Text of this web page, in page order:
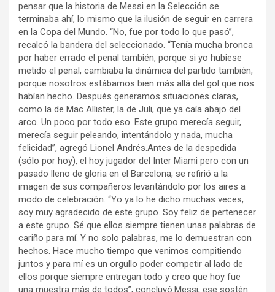
pensar que la historia de Messi en la Selección se
terminaba ahí, lo mismo que la ilusión de seguir en carrera
en la Copa del Mundo. “No, fue por todo lo que pasó”,
recalcó la bandera del seleccionado. “Tenía mucha bronca
por haber errado el penal también, porque si yo hubiese
metido el penal, cambiaba la dinámica del partido también,
porque nosotros estábamos bien más allá del gol que nos
habían hecho. Después generamos situaciones claras,
como la de Mac Allister, la de Juli, que ya caía abajo del
arco. Un poco por todo eso. Este grupo merecía seguir,
merecía seguir peleando, intentándolo y nada, mucha
felicidad”, agregó Lionel Andrés.Antes de la despedida
(sólo por hoy), el hoy jugador del Inter Miami pero con un
pasado lleno de gloria en el Barcelona, se refirió a la
imagen de sus compañeros levantándolo por los aires a
modo de celebración. “Yo ya lo he dicho muchas veces,
soy muy agradecido de este grupo. Soy feliz de pertenecer
a este grupo. Sé que ellos siempre tienen unas palabras de
cariño para mí. Y no solo palabras, me lo demuestran con
hechos. Hace mucho tiempo que venimos compitiendo
juntos y para mí es un orgullo poder competir al lado de
ellos porque siempre entregan todo y creo que hoy fue
una muestra más de todos”, concluyó.Messi, ese sostén